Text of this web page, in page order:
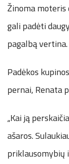
Žinoma moteris
gali padėti
pagalbą vertina.
Padėkos
pernai, Renata
„Kai ją
ašaros.
priklausomybių